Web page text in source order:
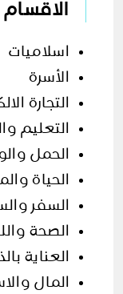
الاقسام
اسلاميات
الأسرة
التجارة
التعليم
الحمل
الحياة
السفر
الصحة
العناية
المال